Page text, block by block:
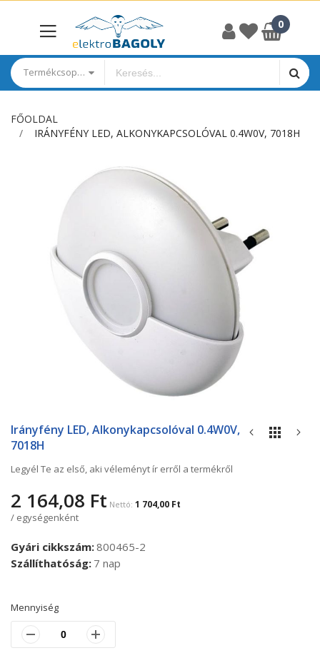
Termékcsoportok
FŐOLDAL
IRÁNYFÉNY LED, ALKONYKAPCSOLÓVAL 0.4W0V, 7018H
a
képgaléria
Irányfény LED, Alkonykapcsolóval 0.4W0V,
7018H
Legyél Te az első, aki véleményt ír erről a termékről
2 164,08 Ft 1 704,00 Ft
/ egységenként
Gyári cikkszám 800465-2
Szállíthatóság 7 nap
Mennyiség